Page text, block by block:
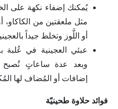
يُمكنك إضفاء نكهة على
مثل ملعقتين من الكاكاو،
أو اللَّوز وتخلط جيداً
عبئي العجينية في عُلبة
وبعد عدة ساعاتٍ تُصبح
إضافات أو المُضاف لها
فوائد حلاوة طحينيّة